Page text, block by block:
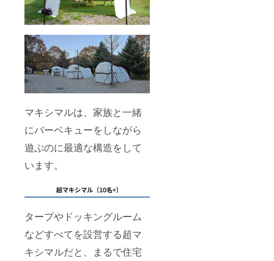
マキシマルは、家族と一緒
にバーベキューをしながら
遊ぶのに最適な構造をして
います。
タープやドッキングルーム
などすべてを設営する超マ
キシマルだと、まるで住宅